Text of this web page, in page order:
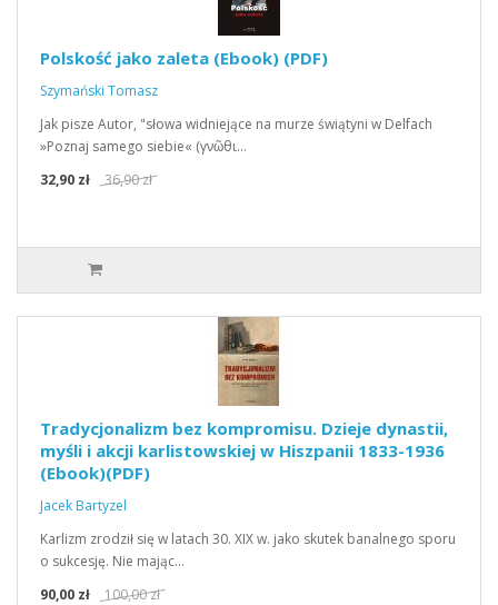
Polskość jako zaleta (Ebook) (PDF)
Szymański Tomasz
Jak pisze Autor, "słowa widniejące na murze świątyni w Delfach
»Poznaj samego siebie« (γνῶθι…
32,90 zł
36,90 zł
Tradycjonalizm bez kompromisu. Dzieje dynastii,
myśli i akcji karlistowskiej w Hiszpanii 1833-1936
(Ebook)(PDF)
Jacek Bartyzel
Karlizm zrodził się w latach 30. XIX w. jako skutek banalnego sporu
o sukcesję. Nie mając…
90,00 zł
100,00 zł